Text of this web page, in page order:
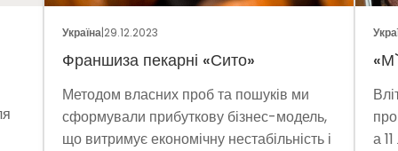
Україна|29.12.2023
Франшиза пекарні «Сито»
Методом власних проб та пошуків ми
сформували прибуткову бізнес-модель,
що витримує економічну нестабільність і
а